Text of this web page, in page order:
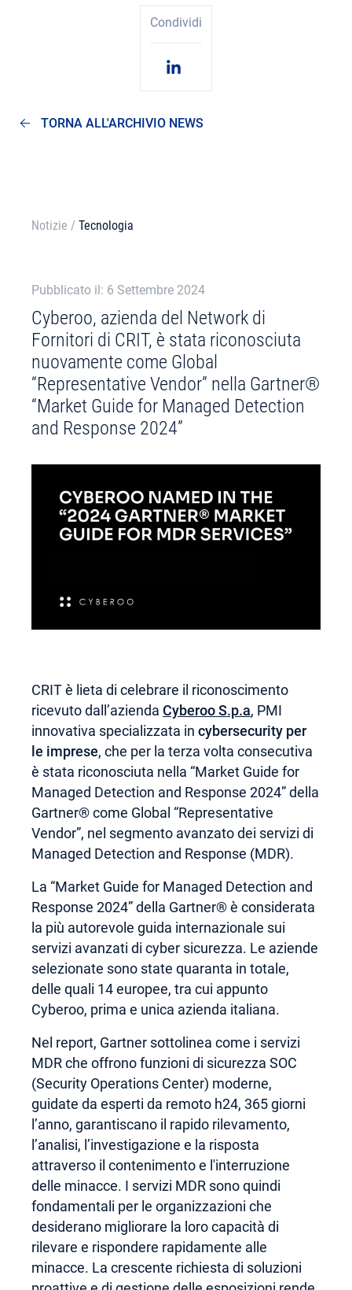
Condividi
TORNA ALL'ARCHIVIO NEWS
Notizie / Tecnologia
Pubblicato il: 6 Settembre 2024
Cyberoo, azienda del Network di
Fornitori di CRIT, è stata riconosciuta
nuovamente come Global
“Representative Vendor” nella Gartner®
“Market Guide for Managed Detection
and Response 2024”
CRIT è lieta di celebrare il riconoscimento
ricevuto dall’azienda Cyberoo S.p.a, PMI
innovativa specializzata in cybersecurity per
le imprese, che per la terza volta consecutiva
è stata riconosciuta nella “Market Guide for
Managed Detection and Response 2024” della
Gartner® come Global “Representative
Vendor”, nel segmento avanzato dei servizi di
Managed Detection and Response (MDR).
La “Market Guide for Managed Detection and
Response 2024” della Gartner® è considerata
la più autorevole guida internazionale sui
servizi avanzati di cyber sicurezza. Le aziende
selezionate sono state quaranta in totale,
delle quali 14 europee, tra cui appunto
Cyberoo, prima e unica azienda italiana.
Nel report, Gartner sottolinea come i servizi
MDR che offrono funzioni di sicurezza SOC
(Security Operations Center) moderne,
guidate da esperti da remoto h24, 365 giorni
l’anno, garantiscano il rapido rilevamento,
l’analisi, l’investigazione e la risposta
attraverso il contenimento e l'interruzione
delle minacce. I servizi MDR sono quindi
fondamentali per le organizzazioni che
desiderano migliorare la loro capacità di
rilevare e rispondere rapidamente alle
minacce. La crescente richiesta di soluzioni